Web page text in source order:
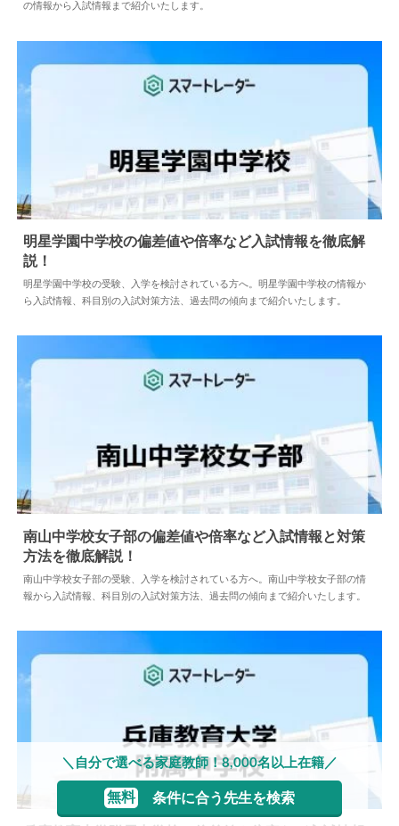
の情報から入試情報まで紹介いたします。
中学情報 2024.04.02
明星学園中学校の偏差値や倍率など入試情報を徹底解
説！
明星学園中学校の受験、入学を検討されている方へ。明星学園中学校の情報か
ら入試情報、科目別の入試対策方法、過去問の傾向まで紹介いたします。
中学情報 2024.04.02
南山中学校女子部の偏差値や倍率など入試情報と対策
方法を徹底解説！
南山中学校女子部の受験、入学を検討されている方へ。南山中学校女子部の情
報から入試情報、科目別の入試対策方法、過去問の傾向まで紹介いたします。
＼自分で選べる家庭教師！8,000名以上在籍／
無料 条件に合う先生を検索